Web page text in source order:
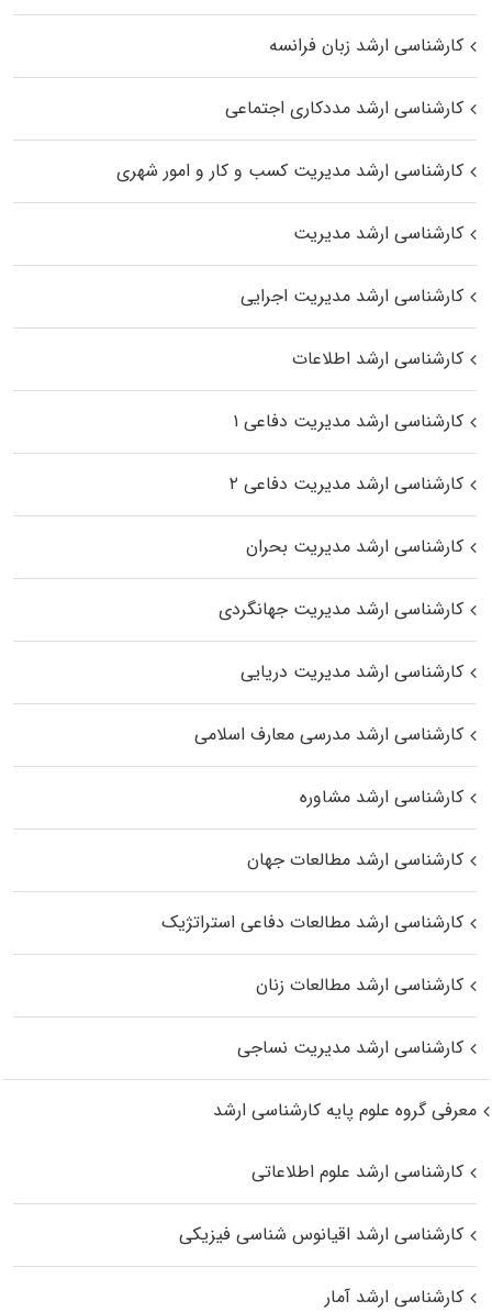
کارشناسی ارشد زبان فرانسه
کارشناسی ارشد مددکاری اجتماعی
کارشناسی ارشد مدیریت کسب و کار و امور شهری
کارشناسی ارشد مدیریت
کارشناسی ارشد مدیریت اجرایی
کارشناسی ارشد اطلاعات
کارشناسی ارشد مدیریت دفاعی ۱
کارشناسی ارشد مدیریت دفاعی ۲
کارشناسی ارشد مدیریت بحران
کارشناسی ارشد مدیریت جهانگردی
کارشناسی ارشد مدیریت دریایی
کارشناسی ارشد مدرسی معارف اسلامی
کارشناسی ارشد مشاوره
کارشناسی ارشد مطالعات جهان
کارشناسی ارشد مطالعات دفاعی استراتژیک
کارشناسی ارشد مطالعات زنان
کارشناسی ارشد مدیریت نساجی
معرفی گروه علوم پایه کارشناسی ارشد
کارشناسی ارشد علوم اطلاعاتی
کارشناسی ارشد اقیانوس‌ شناسی فیزیکی
کارشناسی ارشد آمار